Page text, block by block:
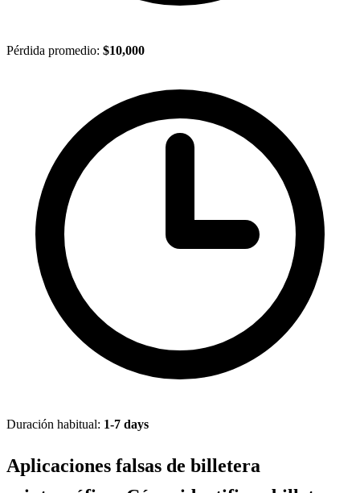
Pérdida promedio: $10,000
Duración habitual: 1-7 days
Aplicaciones falsas de billetera